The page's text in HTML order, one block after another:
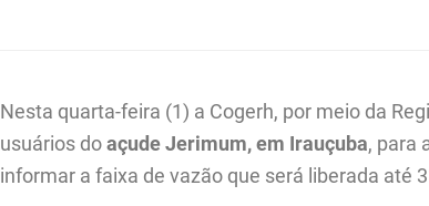
Nesta quarta-feira (1) a Cogerh, por meio da
usuários doaçude Jerimum, em Irauçuba, para
informar a faixa de vazão que será liberada até